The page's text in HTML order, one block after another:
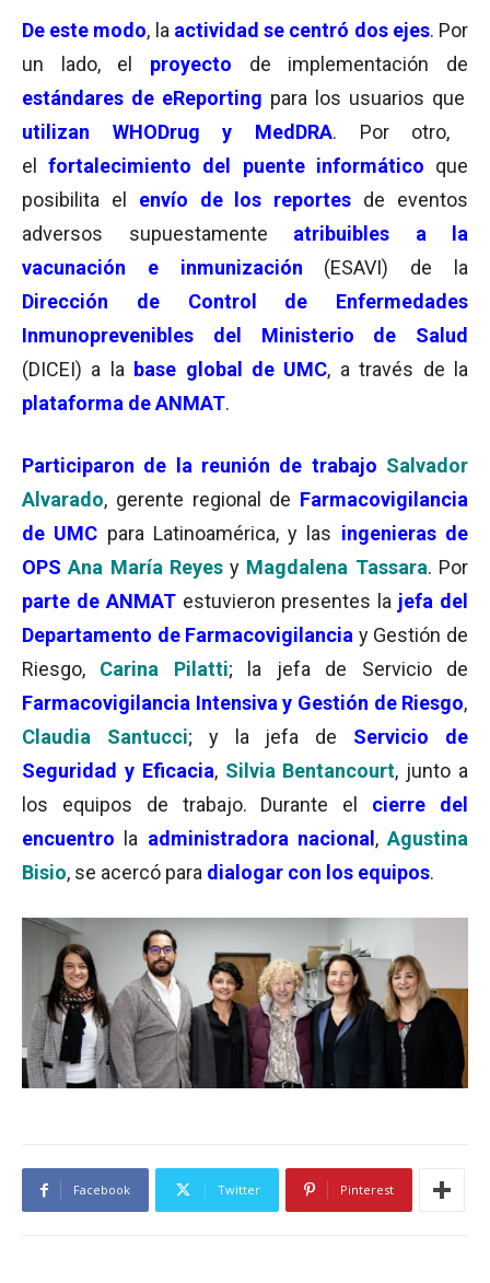
De este modo, la actividad se centró dos ejes. Por
un lado, el proyecto de implementación de
estándares de eReporting para los usuarios que
utilizan WHODrug y MedDRA. Por otro,
el
fortalecimiento del puente informático que
posibilita el
envío de los reportes de eventos
adversos supuestamente atribuibles a la
vacunación e inmunización (ESAVI) de la
Dirección de Control de Enfermedades
Inmunoprevenibles del Ministerio de Salud
(DICEI) a la base global de UMC, a través de la
plataforma de ANMAT.
Participaron de la reunión de trabajo Salvador
Alvarado, gerente regional de Farmacovigilancia
de UMC para Latinoamérica, y las ingenieras de
OPS Ana María Reyesy Magdalena Tassara. Por
parte de ANMATestuvieron presentes la jefa del
Departamento de Farmacovigilancia y Gestión de
Riesgo, Carina Pilatti; la jefa de Servicio de
Farmacovigilancia Intensiva y Gestión de Riesgo,
Claudia Santucci; y la jefa de Servicio de
Seguridad y Eficacia,Silvia Bentancourt, junto a
los equipos de trabajo. Durante el cierre del
encuentro la administradora nacional , Agustina
Bisio, se acercó para dialogar con los equipos.
Facebook Twitter Pinterest